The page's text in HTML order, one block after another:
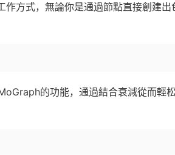
方式，無論你是通過節點直接創建出
的功能，通過結合衰減從而輕